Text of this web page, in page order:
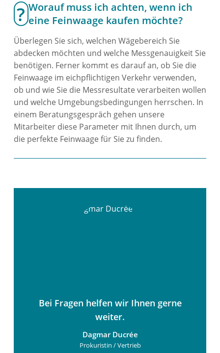
Worauf muss ich achten, wenn ich
eine Feinwaage kaufen möchte?
Überlegen Sie sich, welchen Wägebereich Sie
abdecken möchten und welche Messgenauigkeit Sie
benötigen. Ferner kommt es darauf an, ob Sie die
Feinwaage im eichpflichtigen Verkehr verwenden,
ob und wie Sie die Messresultate verarbeiten wollen
und welche Umgebungsbedingungen herrschen. In
einem Beratungsgespräch gehen unsere
Mitarbeiter diese Parameter mit Ihnen durch, um
die perfekte Feinwaage für Sie zu finden.
Bei Fragen helfen wir Ihnen gerne
weiter.
Dagmar Ducrée
Prokuristin / Vertrieb